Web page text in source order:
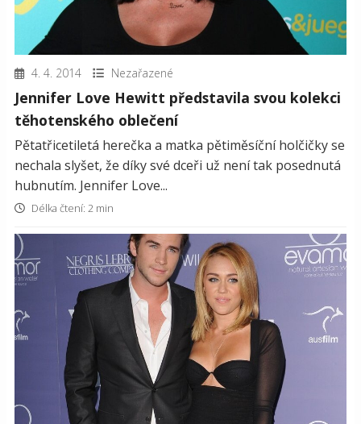
4. 4. 2014 Nezařazené
Jennifer Love Hewitt představila svou kolekci
těhotenského oblečení
Pětatřicetiletá herečka a matka pětiměsíční holčičky se
nechala slyšet, že díky své dceři už není tak posednutá
hubnutím. Jennifer Love...
Délka čtení: 2 min